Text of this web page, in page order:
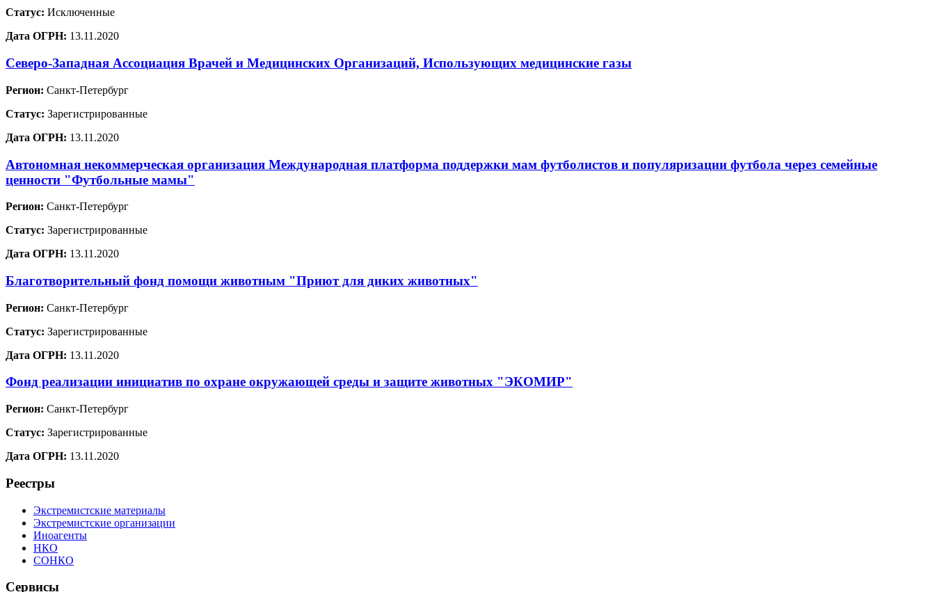
Статус: Исключенные
Дата ОГРН: 13.11.2020
Северо-Западная Ассоциация Врачей и Медицинских Организаций, Использующих медицинские газы
Регион: Санкт-Петербург
Статус: Зарегистрированные
Дата ОГРН: 13.11.2020
Автономная некоммерческая организация Международная платформа поддержки мам футболистов и популяризации футбола через семейные
ценности "Футбольные мамы"
Регион: Санкт-Петербург
Статус: Зарегистрированные
Дата ОГРН: 13.11.2020
Благотворительный фонд помощи животным "Приют для диких животных"
Регион: Санкт-Петербург
Статус: Зарегистрированные
Дата ОГРН: 13.11.2020
Фонд реализации инициатив по охране окружающей среды и защите животных "ЭКОМИР"
Регион: Санкт-Петербург
Статус: Зарегистрированные
Дата ОГРН: 13.11.2020
Реестры
Экстремистские материалы
Экстремистские организации
Иноагенты
НКО
СОНКО
Сервисы